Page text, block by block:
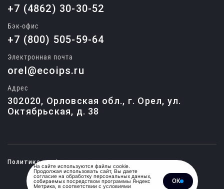
+7 (4862) 30-30-52
Бэк-офис
+7 (800) 505-59-64
Электронная почта
orel@ecoips.ru
Адрес
302020, Орловская обл., г. Орел, ул.
Октябрьская, д. 38
Политика конфиденциальности
© 2015-2026, Единый центр
На сайте используются файлы cookie.
Продолжая использовать сайт, Вы даете
согласие на обработку персональных данных,
собираемых посредством программы Яндекс
Метрика, в соответствии с условиями
ОК